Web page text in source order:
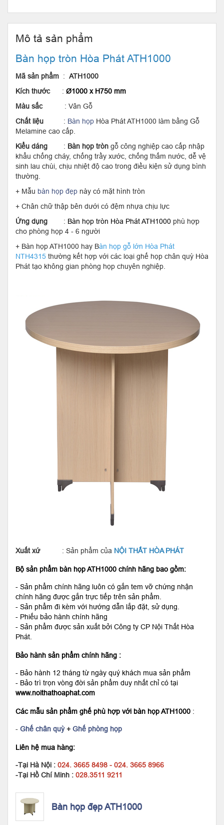
Mô tả sản phẩm
Bàn họp tròn Hòa Phát ATH1000
Mã sản phẩm : ATH1000
Kích thước : Ø1000 x H750 mm
Màu sắc
: Vân Gỗ
Chất liệu
: Bàn họp Hòa Phát ATH1000 làm bằng Gỗ
Melamine cao cấp.
Kiểu dáng
: Bàn họp tròn gỗ công nghiệp cao cấp nhập
khẩu chống cháy, chống trầy xước, chống thấm nước, dễ vệ
sinh lau chùi, chịu nhiệt độ cao trong điều kiện sử dụng bình
thường.
+ Mẫu bàn họp đẹp này có mặt hình tròn
+ Chân chữ thập bên dưới có đệm nhựa chịu lực
Ứng dụng
: Bàn họp tròn Hòa Phát ATH1000 phù hợp
cho phòng họp 4 - 6 người
+ Bàn họp ATH1000 hay Bàn họp gỗ lớn Hòa Phát
NTH4315 thường kết hợp với các loại ghế họp chân quỳ Hòa
Phát tạo không gian phòng họp chuyên nghiệp.
Xuất xứ: Sản phẩm của NỘI THẤT HÒA PHÁT
Bộ sản phẩm bàn họp ATH1000 chính hãng bao gồm:
- Sản phẩm chính hãng luôn có gắn tem vỡ chứng nhận
chính hãng được gắn trực tiếp trên sản phẩm.
- Sản phẩm đi kèm với hướng dẫn lắp đặt, sử dụng.
- Phiếu bảo hành chính hãng
- Sản phẩm được sản xuất bởi Công ty CP Nội Thất Hòa
Phát.
Bảo hành sản phẩm chính hãng :
- Bảo hành 12 tháng từ ngày quý khách mua sản phẩm
- Bảo trì trọn vòng đời sản phẩm duy nhất chỉ có tại
www.noithathoaphat.com
Các mẫu sản phẩm ghế phù hợp với bàn họp ATH1000 :
- Ghế chân quỳ+ Ghế phòng họp
Liên hệ mua hàng:
-Tại Hà Nội : 024. 3665 8498 - 024. 3665 8966
-Tại Hồ Chí Minh : 028.3511 9211
Bàn họp đẹp ATH1000